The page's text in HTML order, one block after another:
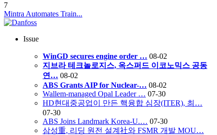
7
Mintra Automates Train...
Issue
WinGD secures engine order … 08-02
지브라 테크놀로지스, 옥스퍼드 이코노믹스 공동
연… 08-02
ABS Grants AIP for Nuclear-… 08-02
Wallem-managed Opal Leader … 07-30
HD현대중공업이 만든 핵융합 심장(ITER), 최…
07-30
ABS Joins Landmark Korea-U.… 07-30
삼성重, 리딩 원전 설계社와 FSMR 개발 MOU…